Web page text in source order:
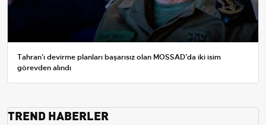
Tahran’ı devirme planları başarısız olan MOSSAD’da iki isim
görevden alındı
TREND HABERLER